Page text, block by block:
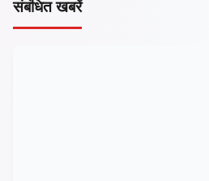
संबंधित खबरें